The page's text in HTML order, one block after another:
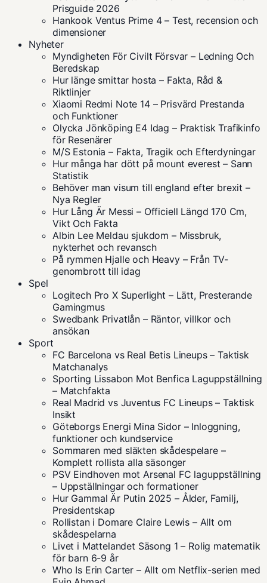
Prisguide 2026
Hankook Ventus Prime 4 – Test, recension och
dimensioner
Nyheter
Myndigheten För Civilt Försvar – Ledning Och
Beredskap
Hur länge smittar hosta – Fakta, Råd &
Riktlinjer
Xiaomi Redmi Note 14 – Prisvärd Prestanda
och Funktioner
Olycka Jönköping E4 Idag – Praktisk Trafikinfo
för Resenärer
M/S Estonia – Fakta, Tragik och Efterdyningar
Hur många har dött på mount everest – Sann
Statistik
Behöver man visum till england efter brexit –
Nya Regler
Hur Lång Är Messi – Officiell Längd 170 Cm,
Vikt Och Fakta
Albin Lee Meldau sjukdom – Missbruk,
nykterhet och revansch
På rymmen Hjalle och Heavy – Från TV-
genombrott till idag
Spel
Logitech Pro X Superlight – Lätt, Presterande
Gamingmus
Swedbank Privatlån – Räntor, villkor och
ansökan
Sport
FC Barcelona vs Real Betis Lineups – Taktisk
Matchanalys
Sporting Lissabon Mot Benfica Laguppställning
– Matchfakta
Real Madrid vs Juventus FC Lineups – Taktisk
Insikt
Göteborgs Energi Mina Sidor – Inloggning,
funktioner och kundservice
Sommaren med släkten skådespelare –
Komplett rollista alla säsonger
PSV Eindhoven mot Arsenal FC laguppställning
– Uppställningar och formationer
Hur Gammal Är Putin 2025 – Ålder, Familj,
Presidentskap
Rollistan i Domare Claire Lewis – Allt om
skådespelarna
Livet i Mattelandet Säsong 1 – Rolig matematik
för barn 6-9 år
Who Is Erin Carter – Allt om Netflix-serien med